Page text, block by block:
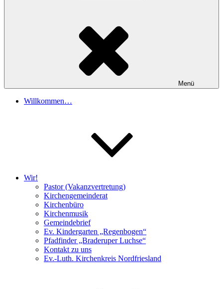
Menü
Willkommen…
Wir!
Pastor (Vakanzvertretung)
Kirchengemeinderat
Kirchenbüro
Kirchenmusik
Gemeindebrief
Ev. Kindergarten „Regenbogen“
Pfadfinder „Braderuper Luchse“
Kontakt zu uns
Ev.-Luth. Kirchenkreis Nordfriesland